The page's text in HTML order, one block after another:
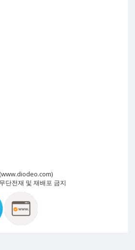
단전재 및 재배포 금지